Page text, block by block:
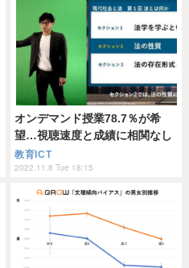
オンデマンド授業78.7％が希
望…視聴速度と成績に相関なし
教育ICT
2022.11.8 Tue 18:15